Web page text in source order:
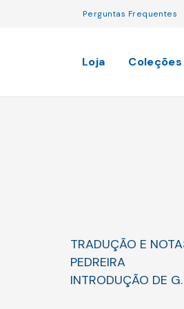
Perguntas Frequentes
Loja Coleções
TRADUÇÃO E
PEDREIRA
INTRODUÇÃO DE